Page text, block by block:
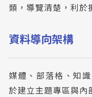
類，導覽清楚，利於
資料導向架構
媒體、部落格、知
於建立主題專區與內